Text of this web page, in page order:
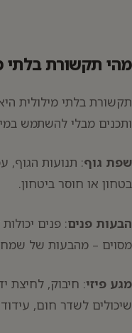
מהי תקשורת בלתי
תקשורת בלתי מילולית
ותכנים מבלי להשתמש
שפת גוף: תנועות הגוף,
בטחון או חוסר ביטחון.
הבעות פנים: פנים
מסוים – מהבעות של
מגע פיזי: חיבוק, לחיצת
שיכולים לשדר חום,